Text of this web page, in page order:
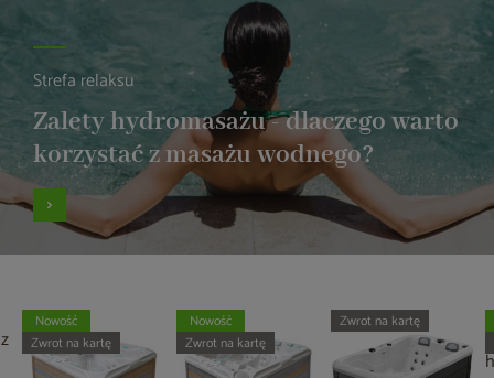
Nowość
Zwrot na kartę
Nowość
Zwrot na kartę
Zwrot na kartę
Strefa relaksu
Zalety hydromasażu - dlaczego warto
korzystać z masażu wodnego?